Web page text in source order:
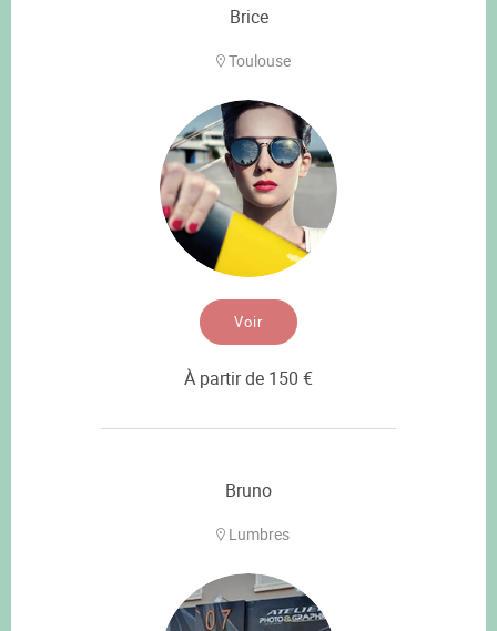
Brice
Toulouse
Voir
À partir de 150 €
Bruno
Lumbres